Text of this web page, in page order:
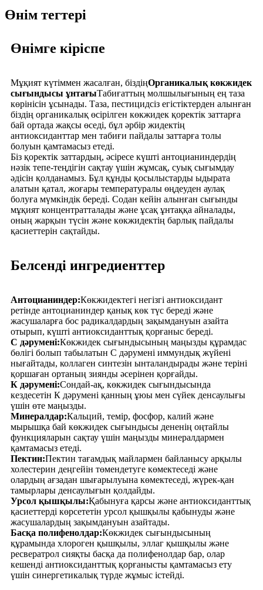
Өнім тегтері
Өнімге кіріспе
Мұқият күтіммен жасалған, біздіңОрганикалық көкжидек
сығындысы ұнтағыТабиғаттың молшылығының ең таза
көрінісін ұсынады. Таза, пестицидсіз егістіктерден алынған
біздің органикалық өсірілген көкжидек қоректік заттарға
бай ортада жақсы өседі, бұл әрбір жидектің
антиоксиданттар мен табиғи пайдалы заттарға толы
болуын қамтамасыз етеді.
Біз қоректік заттардың, әсіресе күшті антоцианиндердің
нәзік тепе-теңдігін сақтау үшін жұмсақ, суық сығымдау
әдісін қолданамыз. Бұл құнды қосылыстарды ыдырата
алатын қатал, жоғары температуралы өңдеуден аулақ
болуға мүмкіндік береді. Содан кейін алынған сығынды
мұқият концентратталады және ұсақ ұнтаққа айналады,
оның жарқын түсін және көкжидектің барлық пайдалы
қасиеттерін сақтайды.
Белсенді ингредиенттер
Антоцианиндер:Көкжидектегі негізгі антиоксидант
ретінде антоцианиндер қанық көк түс береді және
жасушаларға бос радикалдардың зақымдануын азайта
отырып, күшті антиоксиданттық қорғаныс береді.
С дәрумені:Көкжидек сығындысының маңызды құрамдас
бөлігі болып табылатын С дәрумені иммундық жүйені
нығайтады, коллаген синтезін ынталандырады және теріні
қоршаған ортаның зиянды әсерінен қорғайды.
К дәрумені:Сондай-ақ, көкжидек сығындысында
кездесетін К дәрумені қанның ұюы мен сүйек денсаулығы
үшін өте маңызды.
Минералдар:Кальций, темір, фосфор, калий және
мырышқа бай көкжидек сығындысы дененің оңтайлы
функцияларын сақтау үшін маңызды минералдармен
қамтамасыз етеді.
Пектин:Пектин тағамдық майлармен байланысу арқылы
холестерин деңгейін төмендетуге көмектеседі және
олардың ағзадан шығарылуына көмектеседі, жүрек-қан
тамырлары денсаулығын қолдайды.
Урсол қышқылы:Қабынуға қарсы және антиоксиданттық
қасиеттерді көрсететін урсол қышқылы қабынуды және
жасушалардың зақымдануын азайтады.
Басқа полифенолдар:Көкжидек сығындысының
құрамында хлороген қышқылы, эллаг қышқылы және
ресвератрол сияқты басқа да полифенолдар бар, олар
кешенді антиоксиданттық қорғанысты қамтамасыз ету
үшін синергетикалық түрде жұмыс істейді.